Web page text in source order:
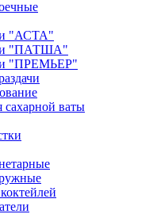
"АСТА"
"ПАТША"
"ПРЕМЬЕР"
сахарной ваты